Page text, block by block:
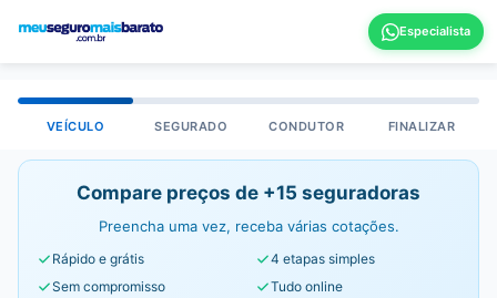
VEÍCULO SEGURADO CONDUTOR FINALIZAR
Compare preços de +15 seguradoras
Preencha uma vez, receba várias cotações.
Rápido e grátis
4 etapas simples
Sem compromisso
Tudo online